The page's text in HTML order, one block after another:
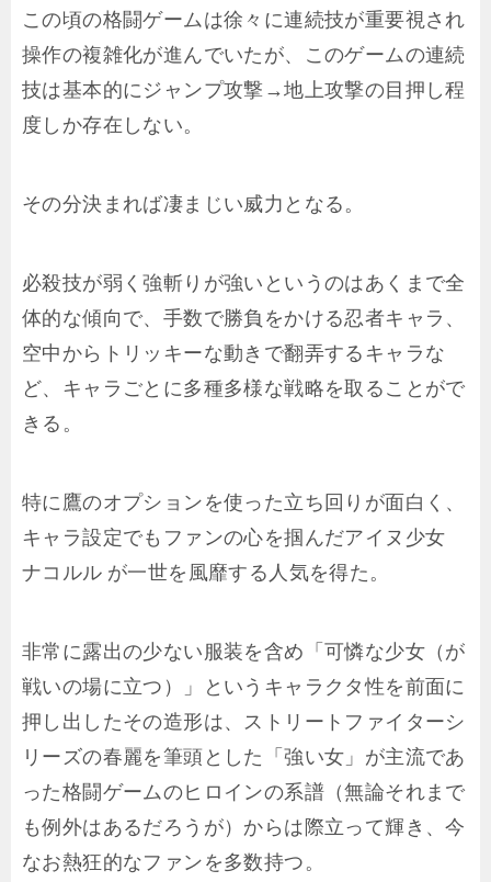
この頃の格闘ゲームは徐々に連続技が重要視され
操作の複雑化が進んでいたが、このゲームの連続
技は基本的にジャンプ攻撃→地上攻撃の目押し程
度しか存在しない。
その分決まれば凄まじい威力となる。
必殺技が弱く強斬りが強いというのはあくまで全
体的な傾向で、手数で勝負をかける忍者キャラ、
空中からトリッキーな動きで翻弄するキャラな
ど、キャラごとに多種多様な戦略を取ることがで
きる。
特に鷹のオプションを使った立ち回りが面白く、
キャラ設定でもファンの心を掴んだアイヌ少女
ナコルル が一世を風靡する人気を得た。
非常に露出の少ない服装を含め「可憐な少女（が
戦いの場に立つ）」というキャラクタ性を前面に
押し出したその造形は、ストリートファイターシ
リーズの春麗を筆頭とした「強い女」が主流であ
った格闘ゲームのヒロインの系譜（無論それまで
も例外はあるだろうが）からは際立って輝き、今
なお熱狂的なファンを多数持つ。